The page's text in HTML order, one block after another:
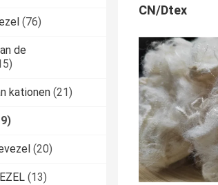
(76)
de
kationen (21)
(20)
(13)
CN/Dtex